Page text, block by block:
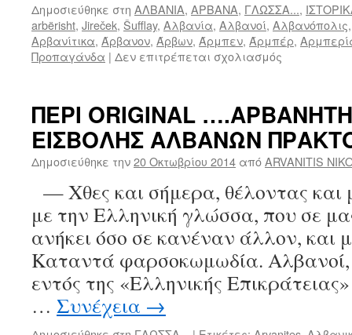
Δημοσιεύθηκε στη ΑΛΒΑΝΙΑ, ΑΡΒΑΝΑ, ΓΛΩΣΣΑ...,
arbërisht, Jireček, Šufflay, Αλβανία, Αλβανοί, Αλβανόπολις
Αρβανίτικα, Άρβανον, Άρβων, Άρμπεν, Άρμπέρ,
Προπαγάνδα | Δεν επιτρέπεται σχολιασμός
Άρμπουνα,
Αρμπέν,
Αρμπερία,
Ελμπασάν,
Άρβων
—
δια
πάσαν
ΠΕΡΙ ORIGINAL
ΕΙΣΒΟΛΗΣ ΑΛΒΑΝΩΝ
Δημοσιεύθηκε την20 Οκτωβρίου 2014 απόARVANITIS
— Χθες και σήμερα, θέλοντας
με την Ελληνική γλώσσα, που σε
ανήκει όσο σε κανέναν άλλον,
Καταντά φαρσοκωμωδία.
εντός της «Ελληνικής
… Συνέχεια →